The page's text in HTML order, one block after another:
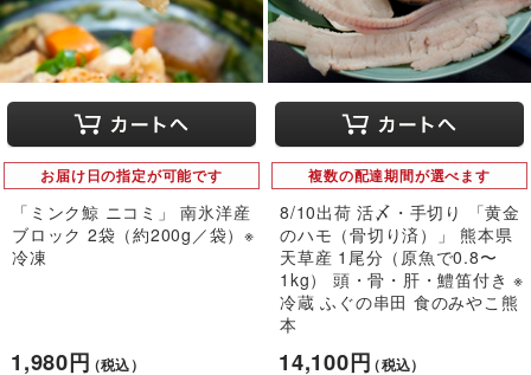
お届け日の指定が可能です
「ミンク鯨 ニコミ」 南氷洋産
ブロック 2袋（約200g／袋）※
冷凍
1,980円（税込）
複数の配達期間が選べます
8/10出荷 活〆・手切り 「黄金
のハモ（骨切り済）」 熊本県
天草産 1尾分（原魚で0.8〜
1kg） 頭・骨・肝・鱧笛付き ※
冷蔵 ふぐの串田 食のみやこ熊
本
14,100円（税込）